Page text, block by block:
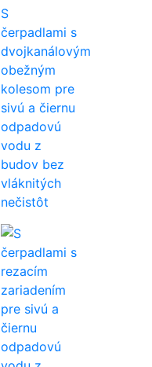
S
čerpadlami s
dvojkanálovým
obežným
kolesom pre
sivú a čiernu
odpadovú
vodu z
budov bez
vláknitých
nečistôt